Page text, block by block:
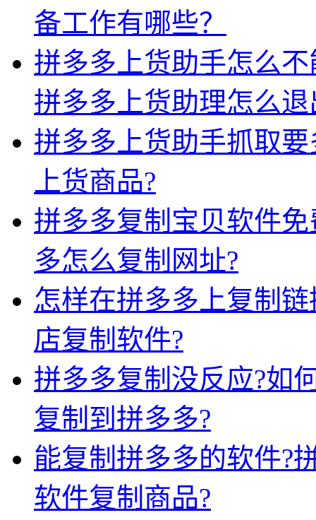
备工作有哪些？
拼多多上货助手怎么
拼多多上货助理怎么退
拼多多上货助手抓取
上货商品?
拼多多复制宝贝软件
多怎么复制网址?
怎样在拼多多上复制
店复制软件?
拼多多复制没反应?如
复制到拼多多?
能复制拼多多的软件?
软件复制商品?